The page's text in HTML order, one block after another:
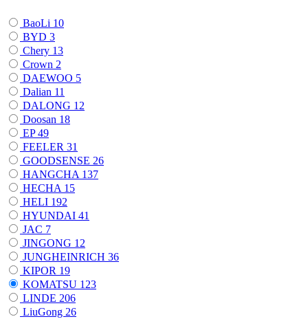
BaoLi 10
BYD 3
Chery 13
Crown 2
DAEWOO 5
Dalian 11
DALONG 12
Doosan 18
EP49
FEELER 31
GOODSENSE 26
HANGCHA 137
HECHA 15
HELI 192
HYUNDAI 41
JAC 7
JINGONG 12
JUNGHEINRICH 36
KIPOR 19
KOMATSU 123
LINDE 206
LiuGong 26